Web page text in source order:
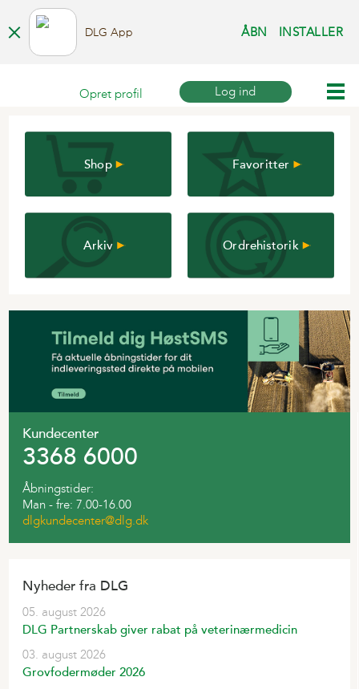
DLG App ÅBN INSTALLER
Log ind
Opret profil
Shop Favoritter
Arkiv Ordrehistorik
Kundecenter
3368 6000
Åbningstider:
Man - fre: 7.00-16.00
dlgkundecenter@dlg.dk
Nyheder fra DLG
05. august 2026
DLG Partnerskab giver rabat på veterinærmedicin
03. august 2026
Grovfodermøder 2026